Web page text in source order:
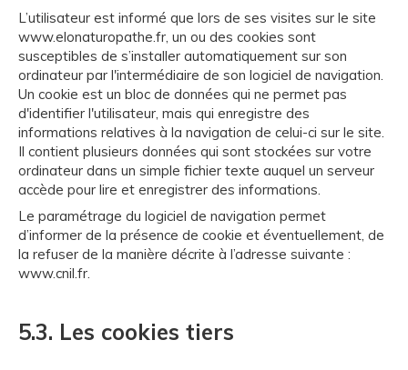
L’utilisateur est informé que lors de ses visites sur le site
www.elonaturopathe.fr, un ou des cookies sont
susceptibles de s’installer automatiquement sur son
ordinateur par l'intermédiaire de son logiciel de navigation.
Un cookie est un bloc de données qui ne permet pas
d'identifier l'utilisateur, mais qui enregistre des
informations relatives à la navigation de celui-ci sur le site.
Il contient plusieurs données qui sont stockées sur votre
ordinateur dans un simple fichier texte auquel un serveur
accède pour lire et enregistrer des informations.
Le paramétrage du logiciel de navigation permet
d’informer de la présence de cookie et éventuellement, de
la refuser de la manière décrite à l’adresse suivante :
www.cnil.fr.
5.3. Les cookies tiers